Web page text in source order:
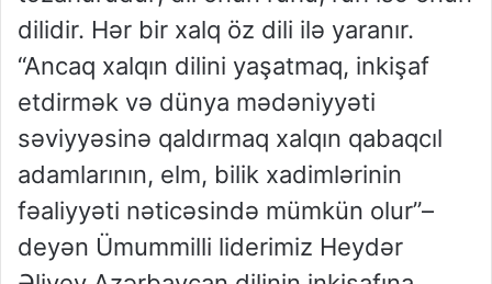
dilidir. Hər bir xalq öz dili ilə yaranır.
“Ancaq xalqın dilini yaşatmaq, inkişaf
etdirmək və dünya mədəniyyəti
səviyyəsinə qaldırmaq xalqın qabaqcıl
adamlarının, elm, bilik xadimlərinin
fəaliyyəti nəticəsində mümkün olur”–
deyən Ümummilli liderimiz Heydər